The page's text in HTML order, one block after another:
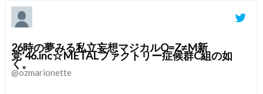
26時の夢みる私立妄想マジカルO=Z≠M新
党’46.inc☆METALファクトリー症候群C組の如
く。
@ozmarionette